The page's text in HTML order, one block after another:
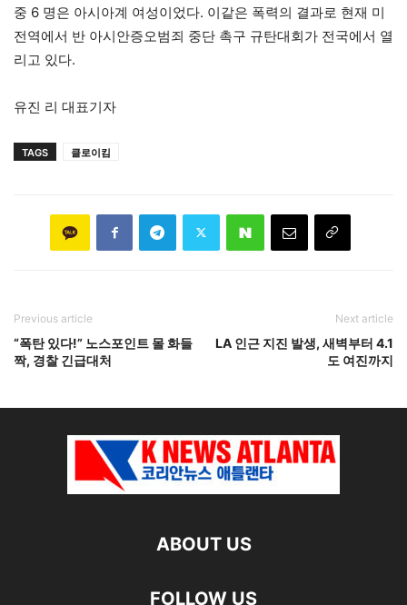
중 6 명은 아시아계 여성이었다. 이같은 폭력의 결과로 현재 미
전역에서 반 아시안증오범죄 중단 촉구 규탄대회가 전국에서 열
리고 있다.
유진 리 대표기자
TAGS 클로이킴
Previous article
“폭탄 있다!” 노스포인트 몰 화들
짝, 경찰 긴급대처
Next article
LA 인근 지진 발생, 새벽부터 4.1
도 여진까지
ABOUT US
FOLLOW US